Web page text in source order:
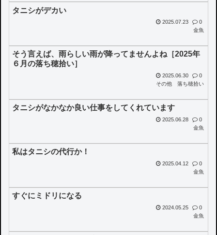
タニシがデカい
2025.07.23
0
金魚
そう言えば、雨らしい雨が降ってませんよね［2025年
６月の落ち穂拾い］
2025.06.30
0
その他
落ち穂拾い
タニシがなかなか良い仕事をしてくれています
2025.06.28
0
金魚
私はタニシの代行か！
2025.04.12
0
金魚
すぐにミドリになる
2024.05.25
0
金魚